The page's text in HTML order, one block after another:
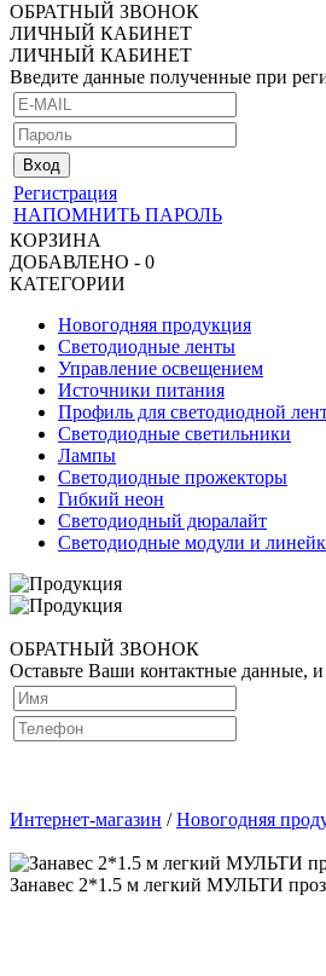
ОБРАТНЫЙ ЗВОНОК
ЛИЧНЫЙ КАБИНЕТ
ЛИЧНЫЙ КАБИНЕТ
Введите данные полученные при
Регистрация
НАПОМНИТЬ ПАРОЛЬ
КОРЗИНА
ДОБАВЛЕНО - 0
КАТЕГОРИИ
Новогодняя продукция
Светодиодные ленты
Управление освещением
Источники питания
Профиль для светодиодной
Светодиодные светильники
Лампы
Светодиодные прожекторы
Гибкий неон
Светодиодный дюралайт
Светодиодные модули и
ОБРАТНЫЙ ЗВОНОК
Оставьте Ваши контактные данные,
Интернет-магазин /Новогодняя
Занавес 2*1.5 м легкий МУЛЬТИ